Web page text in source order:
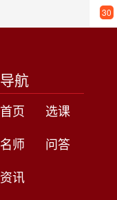
30
导航
首页
选课
名师
问答
资讯